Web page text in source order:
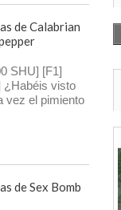
de Calabrian
SHU] [F1]
¿Habéis visto
vez el pimiento
de Sex Bomb